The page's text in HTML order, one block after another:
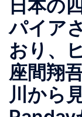
日本の
パイア
おり、
座間翔
川から